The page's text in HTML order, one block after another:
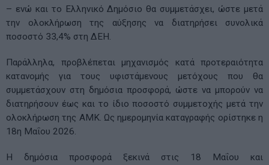
– ενώ και το Ελληνικό Δημόσιο θα συμμετάσχει, ώστε μετά
την ολοκλήρωση της αύξησης να διατηρήσει συνολικά
ποσοστό 33,4% στη ΔΕΗ.
Παράλληλα, προβλέπεται μηχανισμός κατά προτεραιότητα
κατανομής για τους υφιστάμενους μετόχους που θα
συμμετάσχουν στη δημόσια προσφορά, ώστε να μπορούν να
διατηρήσουν έως και το ίδιο ποσοστό συμμετοχής μετά την
ολοκλήρωση της ΑΜΚ. Ως ημερομηνία καταγραφής ορίστηκε η
18η Μαΐου 2026.
Η δημόσια προσφορά ξεκινά στις 18 Μαΐου και